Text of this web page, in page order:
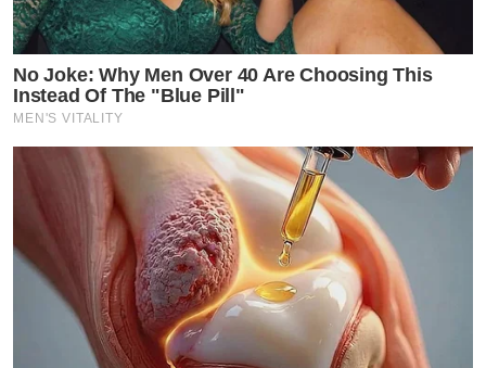
No Joke: Why Men Over 40 Are Choosing This
Instead Of The "Blue Pill"
MEN'S VITALITY